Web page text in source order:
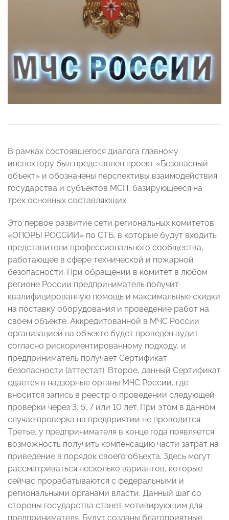
В рамках состоявшегося диалога главному
инспектору был представлен проект «Безопасный
объект» и обозначены перспективы взаимодействия
государства и субъектов МСП, базирующееся на
трех основных составляющих.
Это первое развитие сети региональных комитетов
«ОПОРЫ РОССИИ» по СТБ, в которые будут входить
представители профессионального сообщества,
работающее в сфере технической и пожарной
безопасности. При обращении в комитет в любом
регионе России предприниматель получит
квалифицированную помощь и максимальные скидки
на поставку оборудования и проведение работ на
своем объекте. Аккредитованной в МЧС России
организацией на объекте будет проведен аудит
согласно рискориентированному подходу, и
предприниматель получает Сертификат
безопасности (аттестат). Второе, данный Сертификат
сдается в надзорные органы МЧС России, где
вносится запись в реестр о проведении следующей
проверки через 3, 5, 7 или 10 лет. При этом в данном
случае проверка на предприятии не проводится.
Третье, у предпринимателя в конце года появляется
возможность получить компенсацию части затрат на
приведение в порядок своего объекта. Здесь могут
рассматриваться несколько вариантов, которые
сейчас прорабатываются с федеральными и
региональными органами власти. Данный шаг со
стороны государства станет мотивирующим для
предпринимателя. Будут созданы благоприятные